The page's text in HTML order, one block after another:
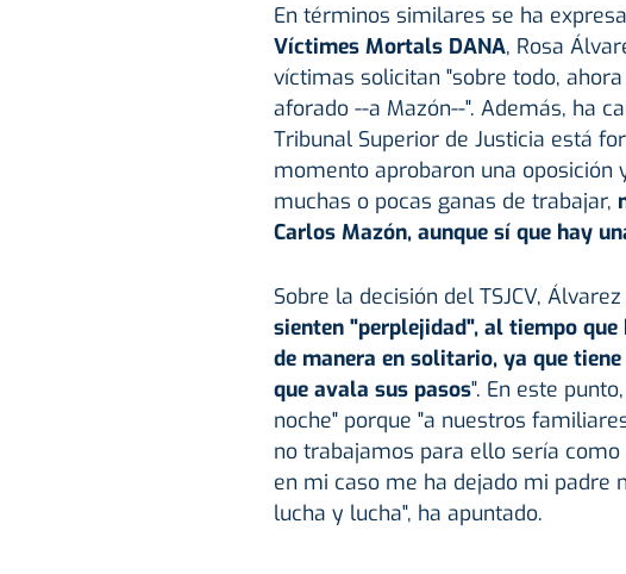
En términos similares se ha
Víctimes Mortals DANA, Rosa
víctimas solicitan "sobre todo,
aforado --a Mazón--". Además, ha
Tribunal Superior de Justicia está
momento aprobaron una oposición
muchas o pocas ganas de trabajar,
Carlos Mazón, aunque sí que hay
Sobre la decisión del TSJCV,
sienten "perplejidad", al tiempo
de manera en solitario, ya que
que avala sus pasos". En este
noche" porque "a nuestros
no trabajamos para ello sería
en mi caso me ha dejado mi padre
lucha y lucha", ha apuntado.